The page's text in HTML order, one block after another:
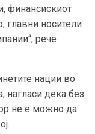
финансискиот
главни носители
рече
нации во
нагласи дека без
не е можно да